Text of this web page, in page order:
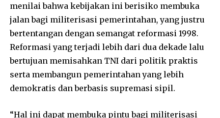
menilai bahwa kebijakan ini berisiko membuka
jalan bagi militerisasi pemerintahan, yang justru
bertentangan dengan semangat reformasi 1998.
Reformasi yang terjadi lebih dari dua dekade lalu
bertujuan memisahkan TNI dari politik praktis
serta membangun pemerintahan yang lebih
demokratis dan berbasis supremasi sipil.
“Hal ini dapat membuka pintu bagi militerisasi